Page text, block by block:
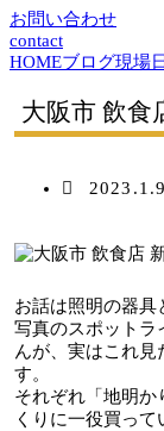
お問い合わせ
contact
HOMEブログ現場
大阪市 飲食
2023.1.9
お話は照明の器具
写真のスポットラ
んが、実はこれ見
す。
それぞれ「地明か
くりに一役買って